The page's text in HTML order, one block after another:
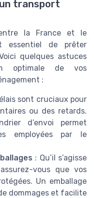
transport
la France et le
essentiel de prêter
quelques astuces
optimale de vos
:
sont cruciaux pour
ou des retards.
d’envoi permet
employées par le
: Qu’il s’agisse
vous que vos
Un emballage
dommages et facilite